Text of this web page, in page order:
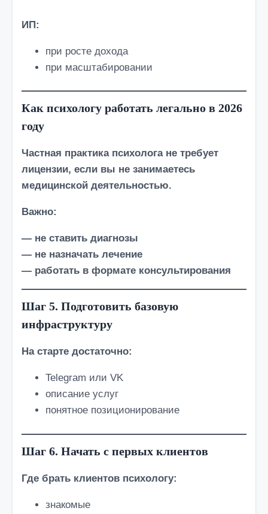
ИП:
при росте дохода
при масштабировании
Как психологу работать легально в 2026
году
Частная практика психолога не требует
лицензии, если вы не занимаетесь
медицинской деятельностью.
Важно:
— не ставить диагнозы
— не назначать лечение
— работать в формате консультирования
Шаг 5. Подготовить базовую
инфраструктуру
На старте достаточно:
Telegram или VK
описание услуг
понятное позиционирование
Шаг 6. Начать с первых клиентов
Где брать клиентов психологу:
знакомые